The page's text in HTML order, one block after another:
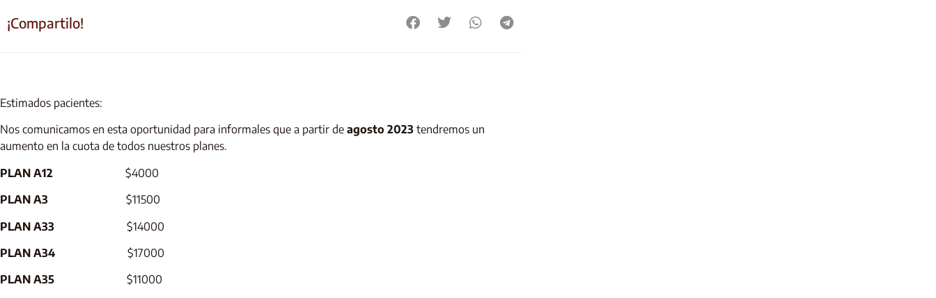
¡Compartilo!
Estimados pacientes:
Nos comunicamos en esta oportunidad para informales que a partir de agosto 2023 tendremos un
aumento en la cuota de todos nuestros planes.
PLAN A12 $4000
PLAN A3
$11500
PLAN A33 $14000
PLAN A34 $17000
PLAN A35
$11000